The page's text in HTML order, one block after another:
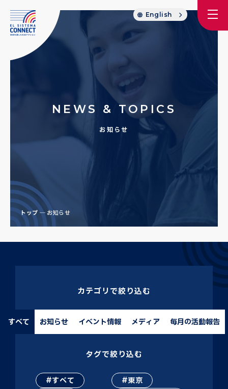
English
NEWS & TOPICS
お知らせ
トップ お知らせ
カテゴリで絞り込む
すべて お知らせ イベント情報 メディア 毎月の活動報告
タグで絞り込む
すべて
東京